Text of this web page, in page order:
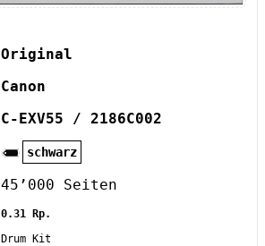
Original
Canon
C-EXV55 / 2186C002
schwarz
45’000 Seiten
0.31 Rp.
Drum Kit